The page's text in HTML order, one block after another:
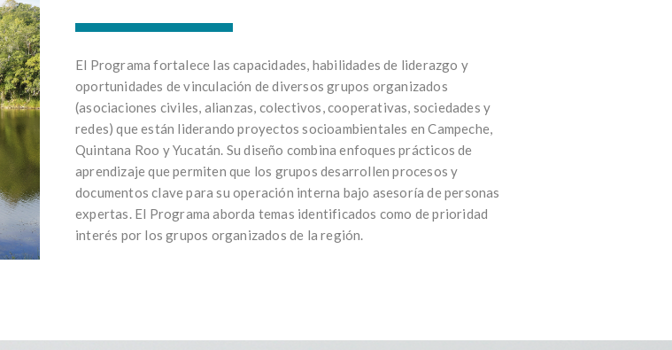
El Programa fortalece las capacidades, habilidades de liderazgo y
oportunidades de vinculación de diversos grupos organizados
(asociaciones civiles, alianzas, colectivos, cooperativas, sociedades y
redes) que están liderando proyectos socioambientales en Campeche,
Quintana Roo y Yucatán. Su diseño combina enfoques prácticos de
aprendizaje que permiten que los grupos desarrollen procesos y
documentos clave para su operación interna bajo asesoría de personas
expertas. El Programa aborda temas identificados como de prioridad
interés por los grupos organizados de la región.